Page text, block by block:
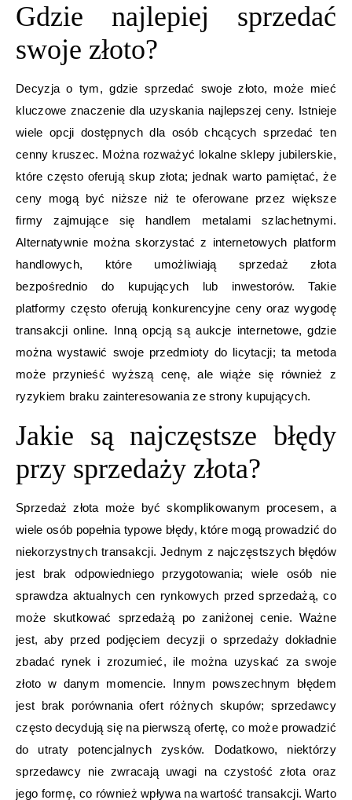
Gdzie najlepiej sprzedać
swoje złoto?
Decyzja o tym, gdzie sprzedać swoje złoto, może mieć
kluczowe znaczenie dla uzyskania najlepszej ceny. Istnieje
wiele opcji dostępnych dla osób chcących sprzedać ten
cenny kruszec. Można rozważyć lokalne sklepy jubilerskie,
które często oferują skup złota; jednak warto pamiętać, że
ceny mogą być niższe niż te oferowane przez większe
firmy zajmujące się handlem metalami szlachetnymi.
Alternatywnie można skorzystać z internetowych platform
handlowych, które umożliwiają sprzedaż złota
bezpośrednio do kupujących lub inwestorów. Takie
platformy często oferują konkurencyjne ceny oraz wygodę
transakcji online. Inną opcją są aukcje internetowe, gdzie
można wystawić swoje przedmioty do licytacji; ta metoda
może przynieść wyższą cenę, ale wiąże się również z
ryzykiem braku zainteresowania ze strony kupujących.
Jakie są najczęstsze błędy
przy sprzedaży złota?
Sprzedaż złota może być skomplikowanym procesem, a
wiele osób popełnia typowe błędy, które mogą prowadzić do
niekorzystnych transakcji. Jednym z najczęstszych błędów
jest brak odpowiedniego przygotowania; wiele osób nie
sprawdza aktualnych cen rynkowych przed sprzedażą, co
może skutkować sprzedażą po zaniżonej cenie. Ważne
jest, aby przed podjęciem decyzji o sprzedaży dokładnie
zbadać rynek i zrozumieć, ile można uzyskać za swoje
złoto w danym momencie. Innym powszechnym błędem
jest brak porównania ofert różnych skupów; sprzedawcy
często decydują się na pierwszą ofertę, co może prowadzić
do utraty potencjalnych zysków. Dodatkowo, niektórzy
sprzedawcy nie zwracają uwagi na czystość złota oraz
jego formę, co również wpływa na wartość transakcji. Warto